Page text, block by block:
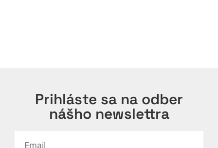
Prihláste sa na odber
nášho newslettra